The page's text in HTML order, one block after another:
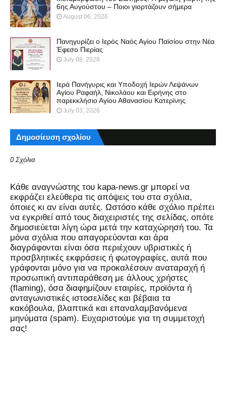
6ης Αυγούστου – Ποιοι γιορτάζουν σήμερα
August 06, 2026
Πανηγυρίζει ο Ιερός Ναός Αγίου Παϊσίου στην Νέα
Έφεσο Πιερίας
July 08, 2026
Ιερά Πανήγυρις και Υποδοχή Ιερών Λεψάνων
Αγίου Ραφαήλ, Νικολάου και Ειρήνης στο
παρεκκλήσιο Αγίου Αθανασίου Κατερίνης
July 03, 2026
Δημοσίευση σχολίου
0 Σχόλια
Kάθε αναγνώστης του kapa-news.gr μπορεί να
εκφράζει ελεύθερα τις απόψεις του στα σχόλια,
όποιες κι αν είναι αυτές. Ωστόσο κάθε σχόλιο πρέπει
να εγκριθεί από τους διαχειριστές της σελίδας, οπότε
δημοσιεύεται λίγη ώρα μετά την καταχώρησή του. Τα
μόνα σχόλια που απαγορεύονται και άρα
διαγράφονται είναι όσα περιέχουν υβριστικές ή
προσβλητικές εκφράσεις ή φωτογραφίες, αυτά που
γράφονται μόνο για να προκαλέσουν αναταραχή ή
προσωπική αντιπαράθεση με άλλους χρήστες
(flaming), όσα διαφημίζουν εταιρίες, προϊόντα ή
ανταγωνιστικές ιστοσελίδες και βέβαια τα
κακόβουλα, βλαπτικά και επαναλαμβανόμενα
μηνύματα (spam). Ευχαριστούμε για τη συμμετοχή
σας!